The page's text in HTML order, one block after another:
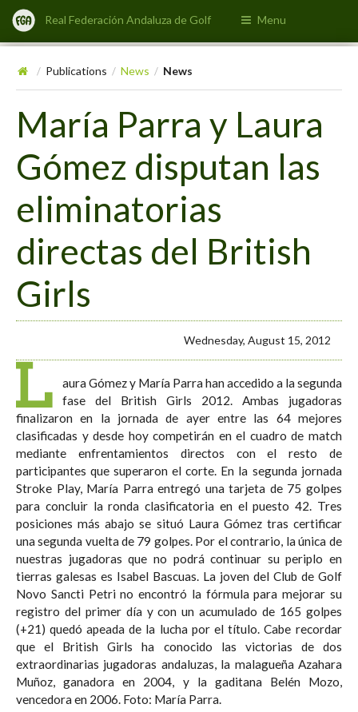
Real Federación Andaluza de Golf Menu
/ Publications / News / News
María Parra y Laura
Gómez disputan las
eliminatorias
directas del British
Girls
Wednesday, August 15, 2012
L
aura Gómez y María Parra han accedido a la segunda
fase del British Girls 2012. Ambas jugadoras
finalizaron en la jornada de ayer entre las 64 mejores
clasificadas y desde hoy competirán en el cuadro de match
mediante enfrentamientos directos con el resto de
participantes que superaron el corte. En la segunda jornada
Stroke Play, María Parra entregó una tarjeta de 75 golpes
para concluir la ronda clasificatoria en el puesto 42. Tres
posiciones más abajo se situó Laura Gómez tras certificar
una segunda vuelta de 79 golpes. Por el contrario, la única de
nuestras jugadoras que no podrá continuar su periplo en
tierras galesas es Isabel Bascuas. La joven del Club de Golf
Novo Sancti Petri no encontró la fórmula para mejorar su
registro del primer día y con un acumulado de 165 golpes
(+21) quedó apeada de la lucha por el título. Cabe recordar
que el British Girls ha conocido las victorias de dos
extraordinarias jugadoras andaluzas, la malagueña Azahara
Muñoz, ganadora en 2004, y la gaditana Belén Mozo,
vencedora en 2006. Foto: María Parra.